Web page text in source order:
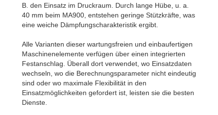
B. den Einsatz im Druckraum. Durch lange Hübe, u. a.
40 mm beim MA900, entstehen geringe Stützkräfte, was
eine weiche Dämpfungscharakteristik ergibt.
Alle Varianten dieser wartungsfreien und einbaufertigen
Maschinenelemente verfügen über einen integrierten
Festanschlag. Überall dort verwendet, wo Einsatzdaten
wechseln, wo die Berechnungsparameter nicht eindeutig
sind oder wo maximale Flexibilität in den
Einsatzmöglichkeiten gefordert ist, leisten sie die besten
Dienste.